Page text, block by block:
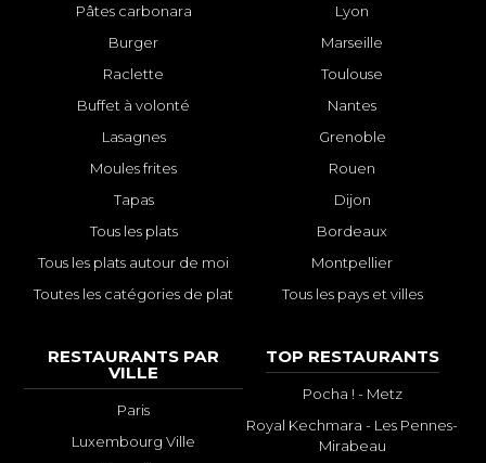
Pâtes carbonara
Burger
Raclette
Buffet à volonté
Lasagnes
Moules frites
Tapas
Tous les plats
Tous les plats autour de moi
Toutes les catégories de plat
Lyon
Marseille
Toulouse
Nantes
Grenoble
Rouen
Dijon
Bordeaux
Montpellier
Tous les pays et villes
RESTAURANTS PAR
VILLE
Paris
Luxembourg Ville
TOP RESTAURANTS
Pocha ! - Metz
Royal Kechmara - Les Pennes-
Mirabeau